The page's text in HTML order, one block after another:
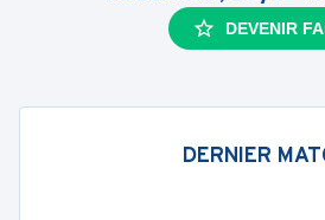
DEVENIR
DERNIER